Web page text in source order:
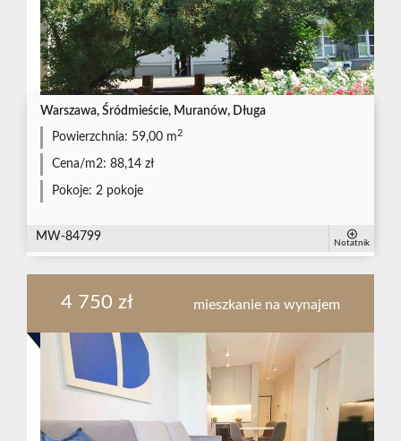
Warszawa, Śródmieście, Muranów, Długa
Powierzchnia: 59,00 m 2
Cena/m2: 88,14 zł
Pokoje: 2 pokoje
MW-84799
Notatnik
4 750 zł mieszkanie na wynajem